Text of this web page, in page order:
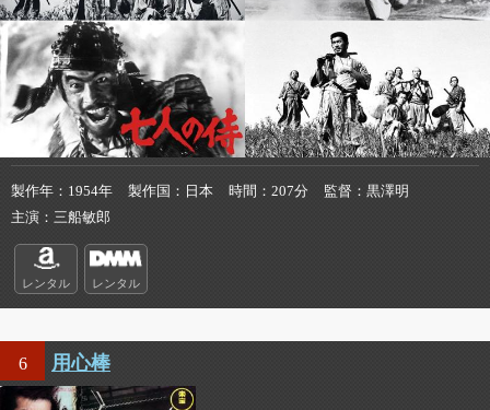
製作年 1954年 製作国 日本 時間 207分 監督
黒澤明
主演
三船敏郎
レンタル レンタル
6 用心棒